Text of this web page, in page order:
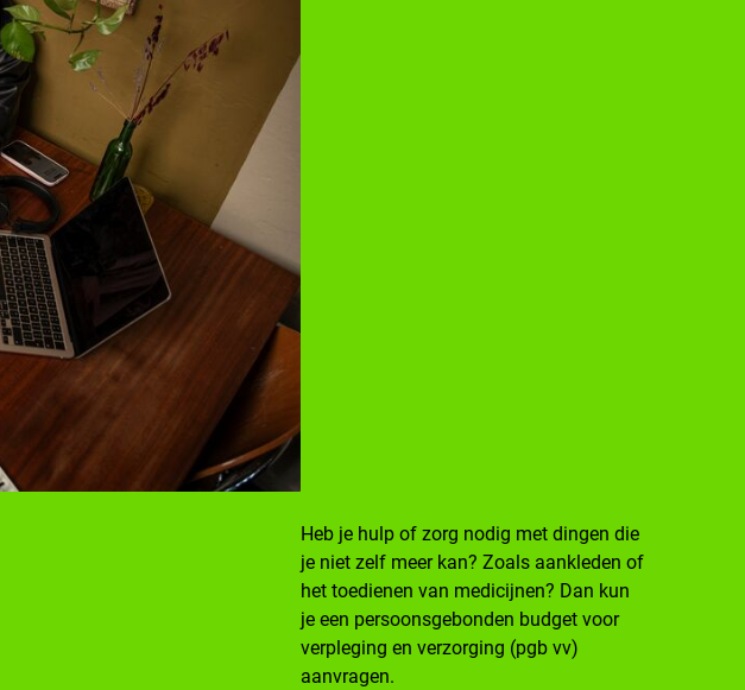
Heb je hulp of zorg nodig met dingen die
je niet zelf meer kan? Zoals aankleden of
het toedienen van medicijnen? Dan kun
je een persoonsgebonden budget voor
verpleging en verzorging (pgb vv)
aanvragen.